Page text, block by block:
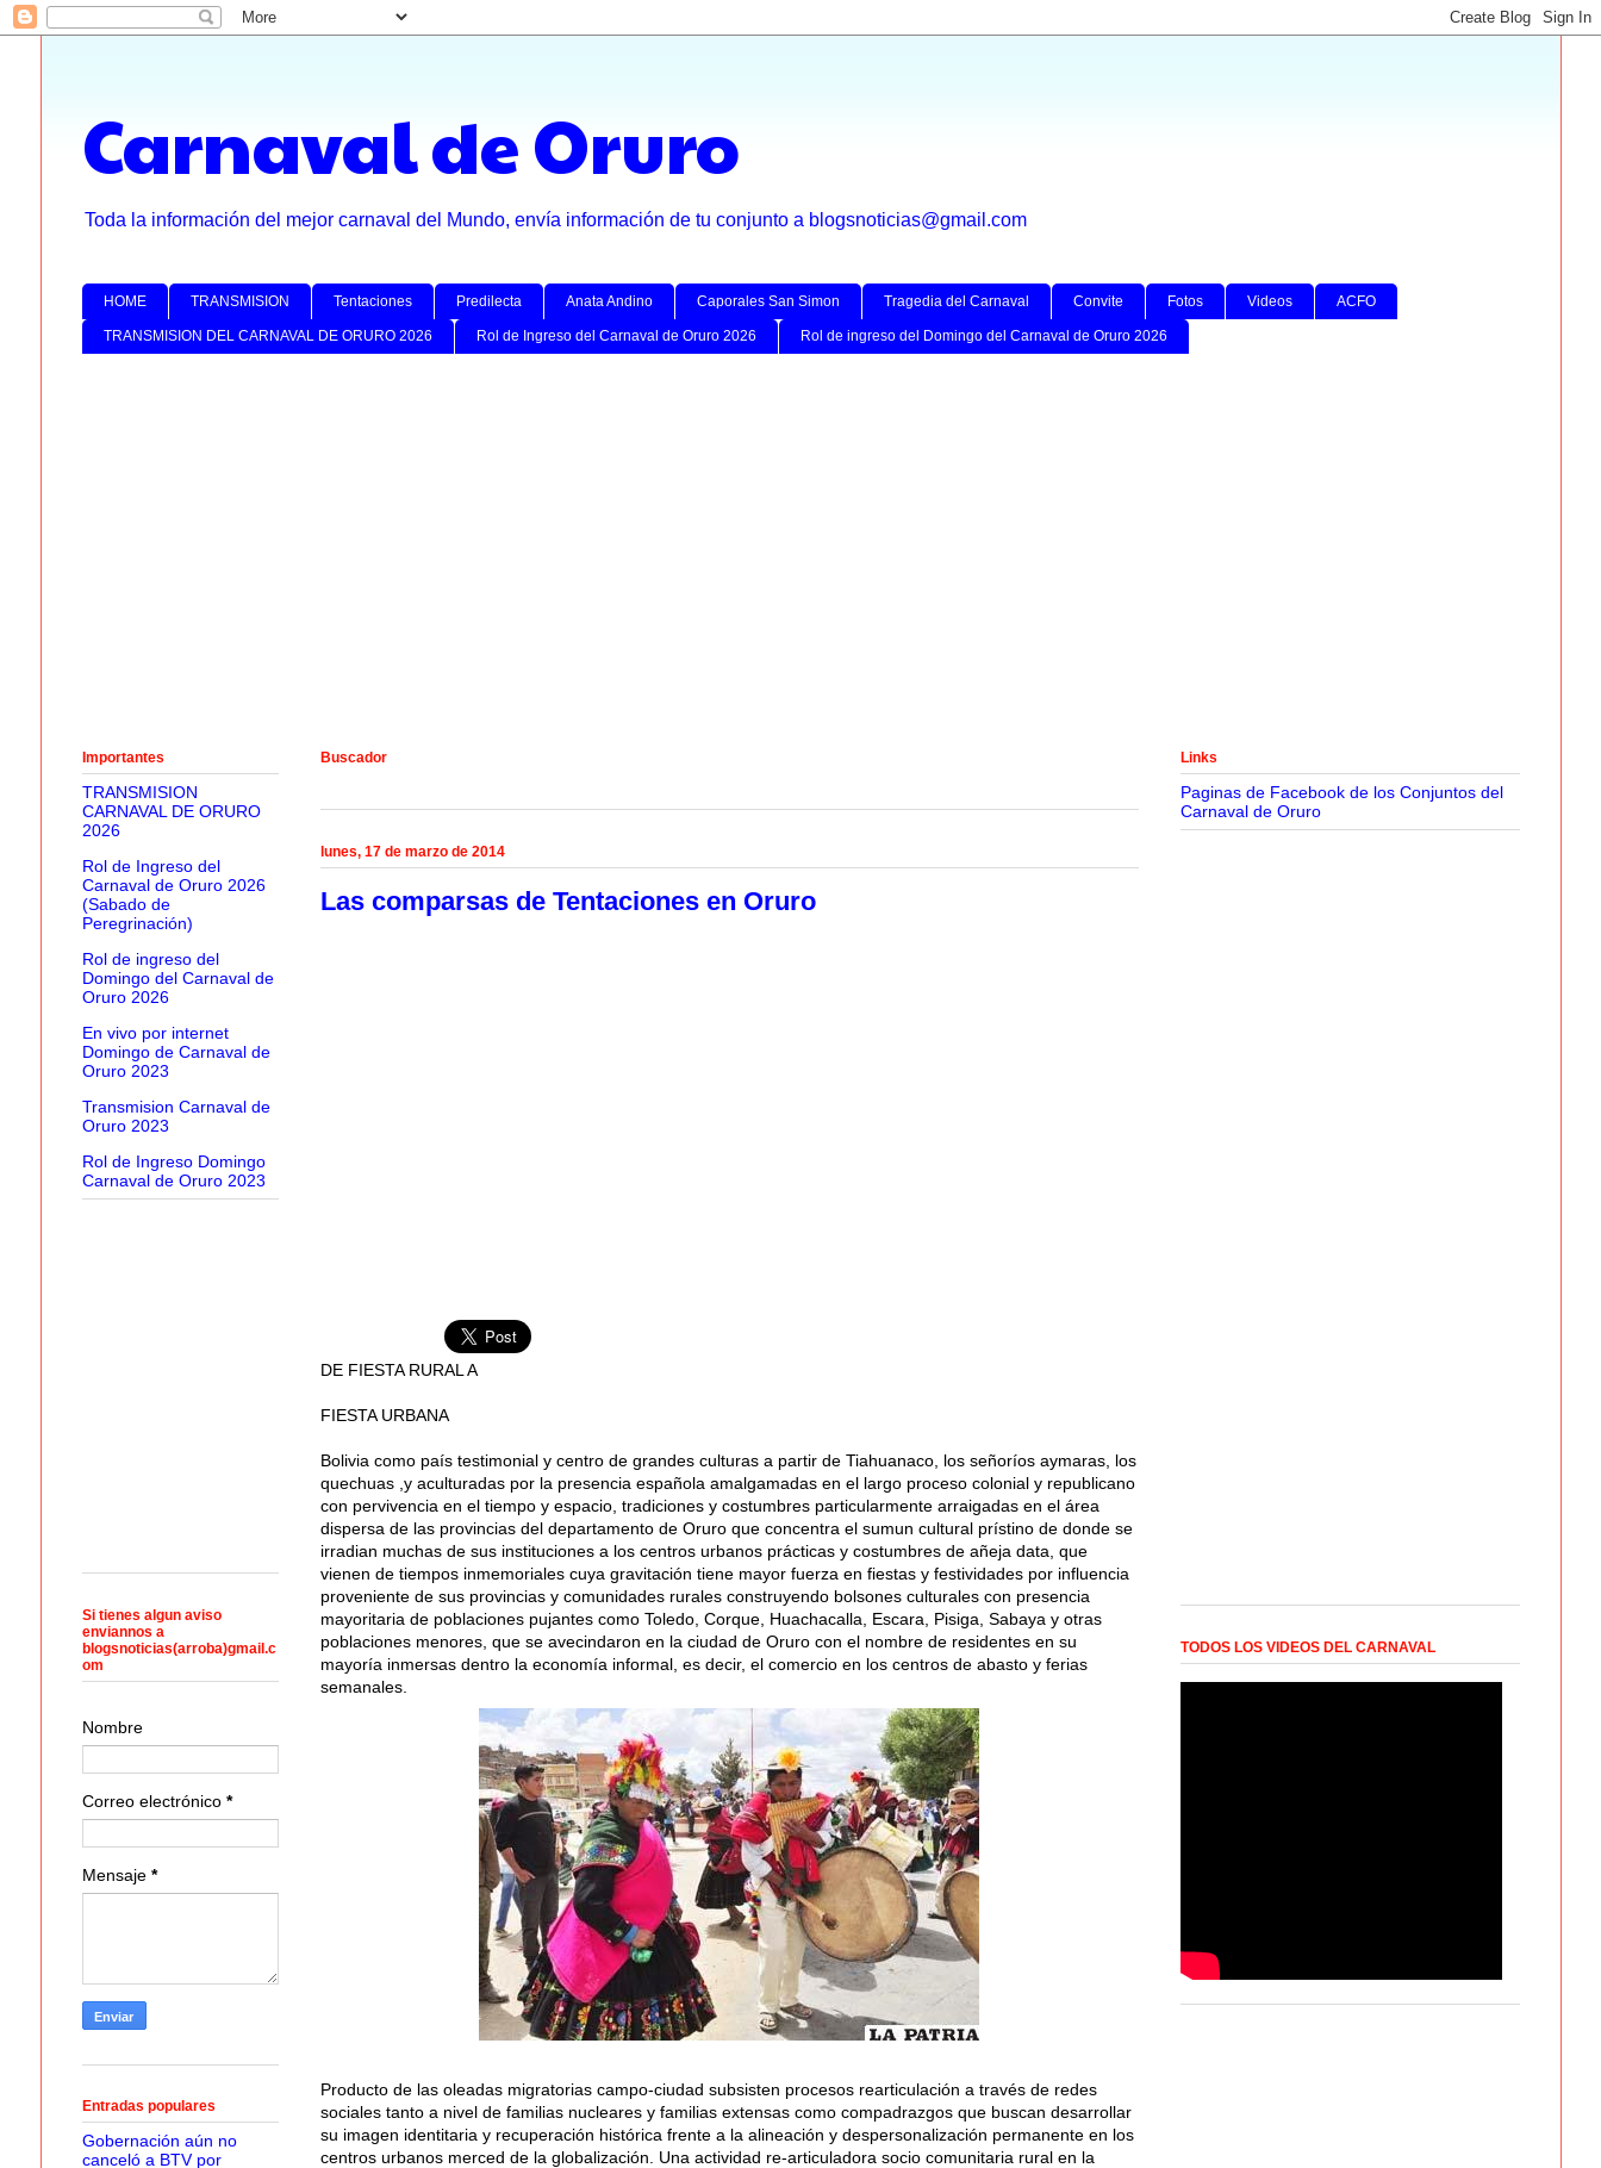
Carnaval de Oruro
Toda la información del mejor carnaval del Mundo, envía información de tu conjunto a blogsnoticias@gmail.com
HOME TRANSMISION Tentaciones Predilecta Anata Andino Caporales San Simon Tragedia del Carnaval Convite Fotos Videos ACFO
TRANSMISION DEL CARNAVAL DE ORURO 2026 Rol de Ingreso del Carnaval de Oruro 2026 Rol de ingreso del Domingo del Carnaval de Oruro 2026
Buscador
lunes, 17 de marzo de 2014
Las comparsas de Tentaciones en Oruro
DE FIESTA RURAL A
FIESTA URBANA
Bolivia como país testimonial y centro de grandes culturas a partir de Tiahuanaco, los señoríos aymaras, los
quechuas ,y aculturadas por la presencia española amalgamadas en el largo proceso colonial y republicano
con pervivencia en el tiempo y espacio, tradiciones y costumbres particularmente arraigadas en el área
dispersa de las provincias del departamento de Oruro que concentra el sumun cultural prístino de donde se
irradian muchas de sus instituciones a los centros urbanos prácticas y costumbres de añeja data, que
vienen de tiempos inmemoriales cuya gravitación tiene mayor fuerza en fiestas y festividades por influencia
proveniente de sus provincias y comunidades rurales construyendo bolsones culturales con presencia
mayoritaria de poblaciones pujantes como Toledo, Corque, Huachacalla, Escara, Pisiga, Sabaya y otras
poblaciones menores, que se avecindaron en la ciudad de Oruro con el nombre de residentes en su
mayoría inmersas dentro la economía informal, es decir, el comercio en los centros de abasto y ferias
semanales.
Producto de las oleadas migratorias campo-ciudad subsisten procesos rearticulación a través de redes
sociales tanto a nivel de familias nucleares y familias extensas como compadrazgos que buscan desarrollar
su imagen identitaria y recuperación histórica frente a la alineación y despersonalización permanente en los
centros urbanos merced de la globalización. Una actividad re-articuladora socio comunitaria rural en la
Importantes
TRANSMISION
CARNAVAL DE ORURO
2026
Rol de Ingreso del
Carnaval de Oruro 2026
(Sabado de
Peregrinación)
Rol de ingreso del
Domingo del Carnaval de
Oruro 2026
En vivo por internet
Domingo de Carnaval de
Oruro 2023
Transmision Carnaval de
Oruro 2023
Rol de Ingreso Domingo
Carnaval de Oruro 2023
Si tienes algun aviso
enviannos a
blogsnoticias(arroba)gmail.c
om
Nombre
Correo electrónico *
Mensaje *
Entradas populares
Gobernación aún no
canceló a BTV por
Links
Paginas de Facebook de los Conjuntos del
Carnaval de Oruro
TODOS LOS VIDEOS DEL CARNAVAL